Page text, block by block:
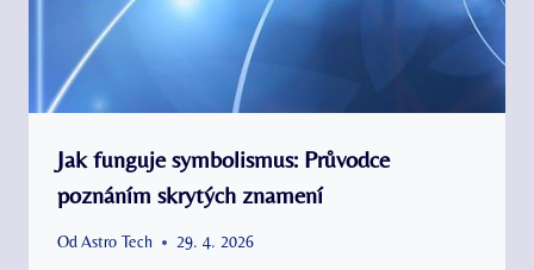
Jak funguje symbolismus: Průvodce
poznáním skrytých znamení
Od Astro Tech 29. 4. 2026